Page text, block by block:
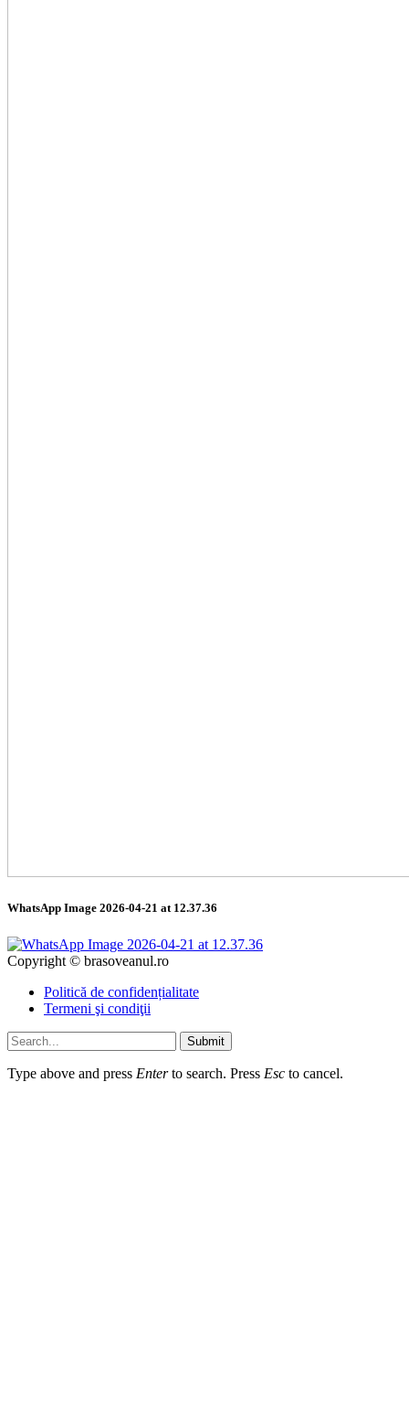
WhatsApp Image 2026-04-21 at 12.37.36
Copyright © brasoveanul.ro
Politică de confidențialitate
Termeni şi condiţii
Submit
Type above and press Enterto search. Press Esc to cancel.